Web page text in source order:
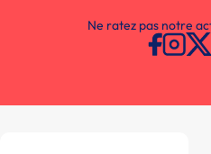
Ne ratez pas notre